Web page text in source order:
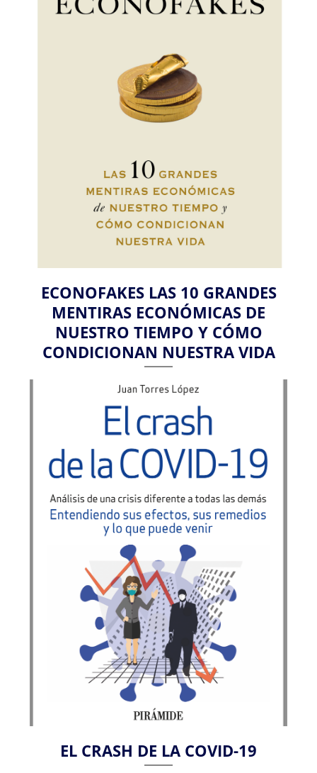
ECONOFAKES LAS 10 GRANDES
MENTIRAS ECONÓMICAS DE
NUESTRO TIEMPO Y CÓMO
CONDICIONAN NUESTRA VIDA
EL CRASH DE LA COVID-19